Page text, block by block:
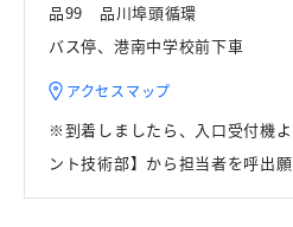
品99 品川埠頭循環
バス停、港南中学校前下車
アクセスマップ
※到着しましたら、入口受付機
ント技術部】から担当者を呼出願